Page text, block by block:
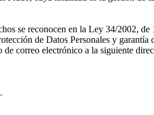
se reconocen en la Ley 34/2002,
de Datos Personales y garantía
correo electrónico a la siguiente